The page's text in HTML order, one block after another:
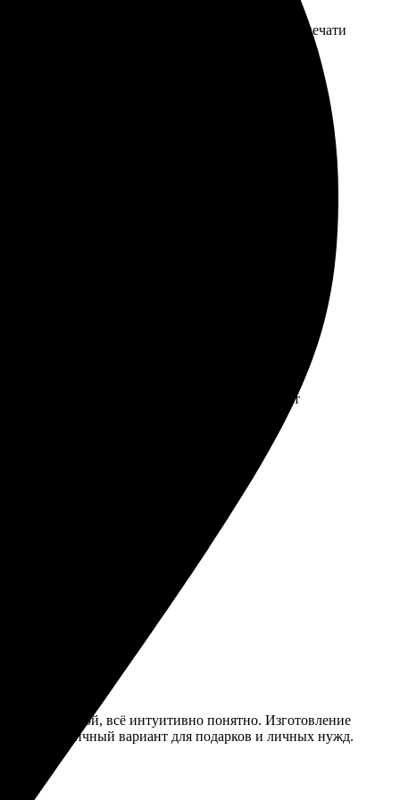
самовывоз тоже замечательный. Качество печати
Понравился выбор форматов и возможность
что заказ принят, и через пару дней пришло
Минусы: не всегда можно получить
материалов оказался впечатляющим. Результат
в руках!
большой, всё интуитивно понятно. Изготовление
Отличный вариант для подарков и личных нужд.